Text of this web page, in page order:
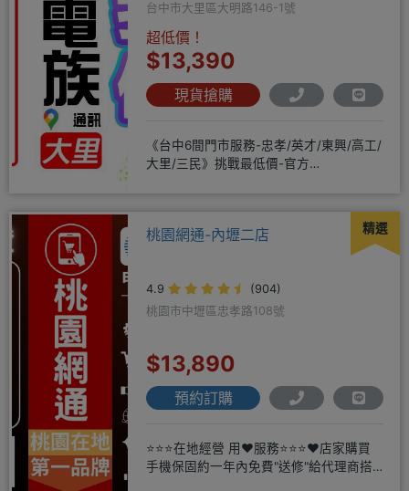
台中市大里區大明路146-1號
超低價！
$13,390
現貨搶購
《台中6間門市服務-忠孝/英才/東興/高工/
大里/三民》挑戰最低價-官方
精選
桃園網通-內壢二店
4.9
(904)
桃園市中壢區忠孝路108號
$13,890
預約訂購
⭐⭐⭐在地經營 用❤️服務⭐⭐⭐❤️店家購買
手機保固約一年內免費"送修"給代理商搭